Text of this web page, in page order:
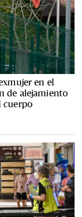
en el
de alejamiento
cuerpo